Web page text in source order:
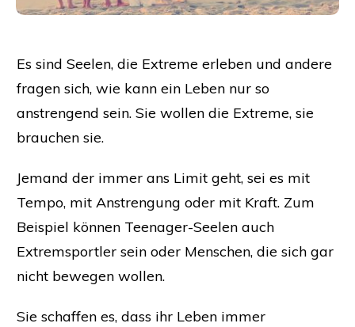
Es sind Seelen, die Extreme erleben und andere
fragen sich, wie kann ein Leben nur so
anstrengend sein. Sie wollen die Extreme, sie
brauchen sie.
Jemand der immer ans Limit geht, sei es mit
Tempo, mit Anstrengung oder mit Kraft. Zum
Beispiel können Teenager-Seelen auch
Extremsportler sein oder Menschen, die sich gar
nicht bewegen wollen.
Sie schaffen es, dass ihr Leben immer